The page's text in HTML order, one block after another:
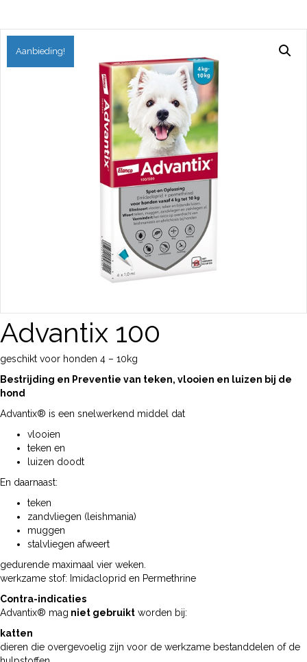
Aanbieding!
Advantix 100
geschikt voor honden 4 – 10kg
Bestrijding en Preventie van teken, vlooien en luizen bij de
hond
Advantix® is een snelwerkend middel dat
vlooien
teken en
luizen doodt
En daarnaast:
teken
zandvliegen (leishmania)
muggen
stalvliegen afweert
gedurende maximaal vier weken.
werkzame stof: Imidacloprid en Permethrine
Contra-indicaties
Advantix® mag niet gebruikt worden bij:
katten
dieren die overgevoelig zijn voor de werkzame bestanddelen of de